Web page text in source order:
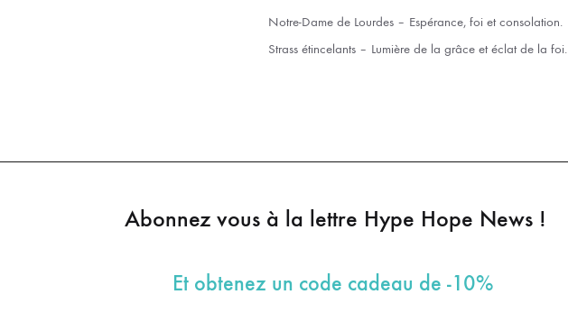
Notre-Dame de Lourdes – Espérance, foi et consolation.
Strass étincelants – Lumière de la grâce et éclat de la foi.
Abonnez vous à la lettre Hype Hope News !
Et obtenez un code cadeau de -10%